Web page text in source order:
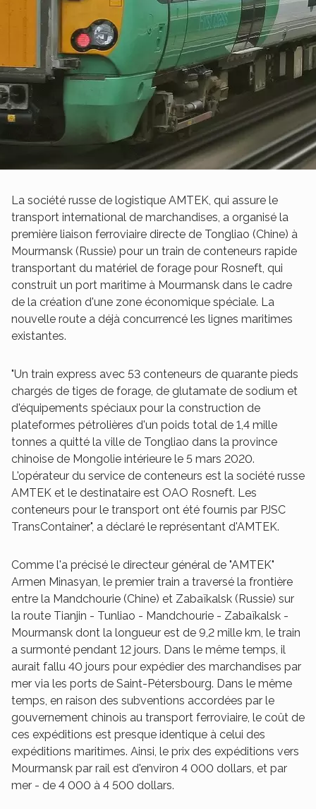
La société russe de logistique AMTEK, qui assure le
transport international de marchandises, a organisé la
première liaison ferroviaire directe de Tongliao (Chine) à
Mourmansk (Russie) pour un train de conteneurs rapide
transportant du matériel de forage pour Rosneft, qui
construit un port maritime à Mourmansk dans le cadre
de la création d'une zone économique spéciale. La
nouvelle route a déjà concurrencé les lignes maritimes
existantes.
"Un train express avec 53 conteneurs de quarante pieds
chargés de tiges de forage, de glutamate de sodium et
d'équipements spéciaux pour la construction de
plateformes pétrolières d'un poids total de 1,4 mille
tonnes a quitté la ville de Tongliao dans la province
chinoise de Mongolie intérieure le 5 mars 2020.
L'opérateur du service de conteneurs est la société russe
AMTEK et le destinataire est OAO Rosneft. Les
conteneurs pour le transport ont été fournis par PJSC
TransContainer", a déclaré le représentant d'AMTEK.
Comme l'a précisé le directeur général de "AMTEK"
Armen Minasyan, le premier train a traversé la frontière
entre la Mandchourie (Chine) et Zabaïkalsk (Russie) sur
la route Tianjin - Tunliao - Mandchourie - Zabaïkalsk -
Mourmansk dont la longueur est de 9,2 mille km, le train
a surmonté pendant 12 jours. Dans le même temps, il
aurait fallu 40 jours pour expédier des marchandises par
mer via les ports de Saint-Pétersbourg. Dans le même
temps, en raison des subventions accordées par le
gouvernement chinois au transport ferroviaire, le coût de
ces expéditions est presque identique à celui des
expéditions maritimes. Ainsi, le prix des expéditions vers
Mourmansk par rail est d'environ 4 000 dollars, et par
mer - de 4 000 à 4 500 dollars.